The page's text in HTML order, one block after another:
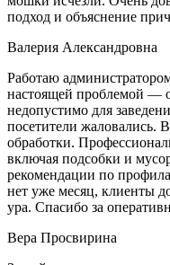
подход и объяснение
Валерия Александровна
Работаю
настоящей проблемой —
недопустимо для
посетители жаловались.
обработки.
включая подсобки и
рекомендации по
нет уже месяц, клиенты
ура. Спасибо за
Вера Просвирина